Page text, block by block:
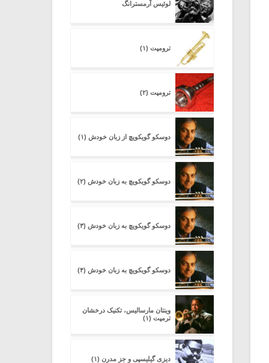
لوئیس آرمسترانگ
ترومپت (۱)
ترومپت (۲)
دوسکو گویکویچ از زبان خودش (۱)
دوسکو گویکویچ به زبان خودش (۲)
دوسکو گویکویچ به زبان خودش (۳)
دوسکو گویکویچ به زبان خودش (۴)
وینتان مارسالیس، تکنیک درخشان
ترمپت (۱)
دیزی گیلیسپی و جز مدرن (۱)